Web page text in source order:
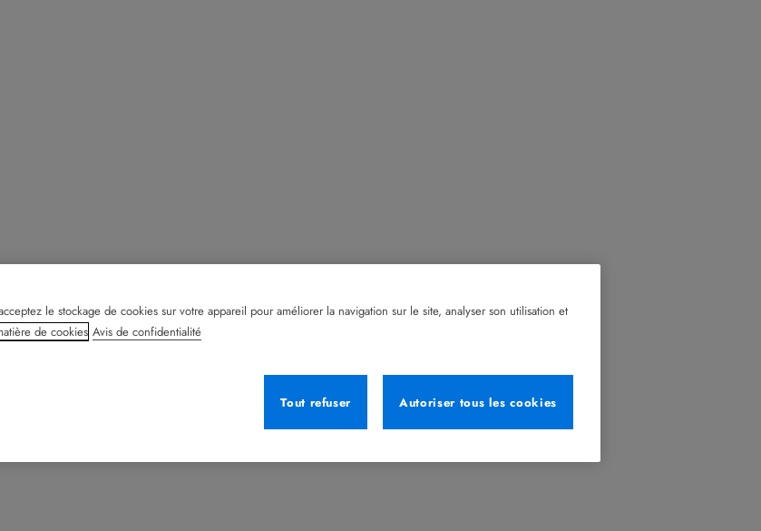
le stockage de cookies sur votre appareil pour améliorer la navigation sur le site, analyser son utilisation et
de cookies Avis de confidentialité
Tout refuser
Autoriser tous les cookies